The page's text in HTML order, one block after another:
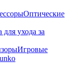
Оптические
для ухода за
Игровые